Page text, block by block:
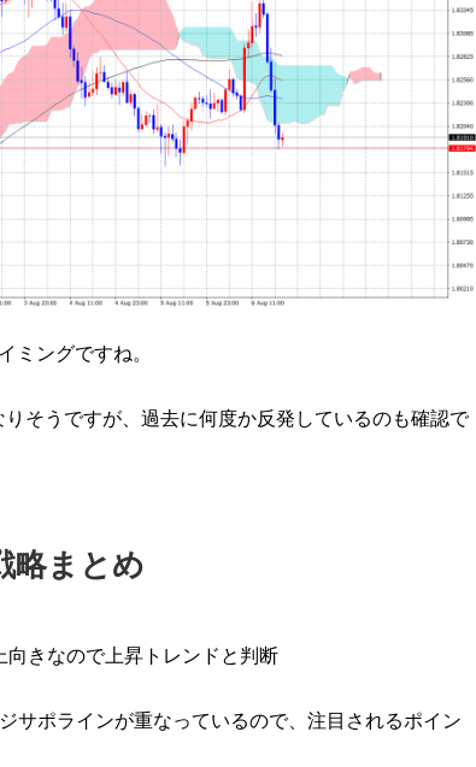
ミングですね。
そうですが、過去に何度か反発しているのも確認で
略まとめ
向きなので上昇トレンドと判断
サポラインが重なっているので、注目されるポイン